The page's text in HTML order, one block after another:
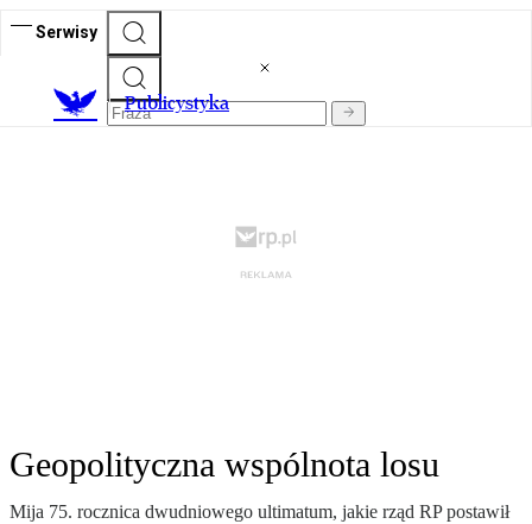
Serwisy
Publicystyka
Geopolityczna wspólnota losu
Mija 75. rocznica dwudniowego ultimatum, jakie rząd RP postawił